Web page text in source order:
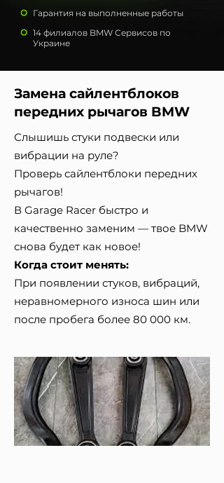
Гарантия на выполненные работы
14 филиалов BMW Сервисов по
Украине
Замена сайлентблоков
передних рычагов BMW
Слышишь стуки подвески или
вибрации на руле?
Проверь сайлентблоки передних
рычагов!
В Garage Racer быстро и
качественно заменим — твое BMW
снова будет как новое!
Когда стоит менять:
При появлении стуков, вибраций,
неравномерного износа шин или
после пробега более 80 000 км.